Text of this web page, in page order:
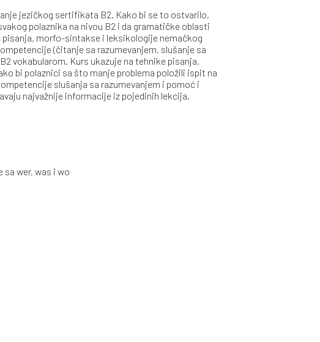
jezičkog sertifikata B2. Kako bi se to ostvarilo,
polaznika na nivou B2 i da gramatičke oblasti
pisanja, morfo-sintakse i leksikologije nemačkog
(čitanje sa razumevanjem, slušanje sa
vokabularom. Kurs ukazuje na tehnike pisanja,
bi polaznici sa što manje problema položili ispit na
slušanja sa razumevanjem i pomoć i
najvažnije informacije iz pojedinih lekcija.
sa wer, was i wo